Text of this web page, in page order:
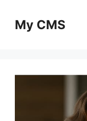
contentMy CMS